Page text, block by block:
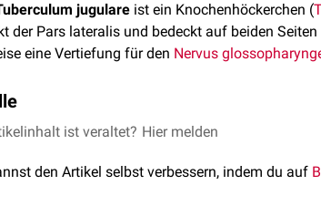
jugulare ist ein Knochenhöckerchen (
der Pars lateralis und bedeckt auf beiden Seiten
eine Vertiefung für den Nervus
abgerufen am 12.07.2016
ist veraltet? Hier melden
den Artikel selbst verbessern, indem du auf